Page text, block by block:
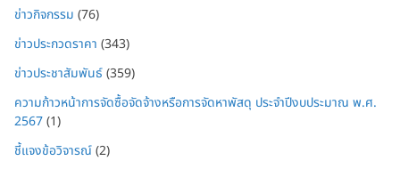
ข่าวกิจกรรม (76)
ข่าวประกวดราคา (343)
ข่าวประชาสัมพันธ์(359)
ความก้าวหน้าการจัดซื้อจัดจ้างหรือการจัดหาพัสดุ ประจำปีงบประมาณ พ.ศ.
2567(1)
ชี้แจงข้อวิจารณ์(2)